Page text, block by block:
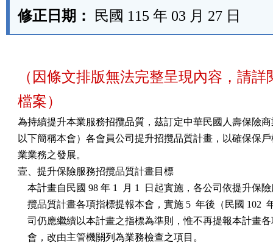
修正日期：
民國 115 年 03 月 27 日
（因條文排版無法完整呈現內容，請詳
檔案）
為持續提升本業服務招攬品質，茲訂定中華民國人壽保險
以下簡稱本會）各會員公司提升招攬品質計畫，以確保保
業業務之發展。
壹、提升保險服務招攬品質計畫目標
本計畫自民國 98 年 1  月 1  日起實施，各公司依提升保
攬品質計畫各項指標提報本會，實施 5  年後（民國 102
司仍應繼續以本計畫之指標為準則，惟不再提報本計畫
    會，改由主管機關列為業務檢查之項目。